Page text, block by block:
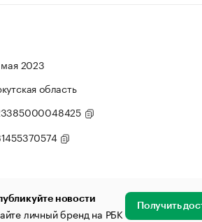
2023
область
новости
личный бренд на РБК Получить